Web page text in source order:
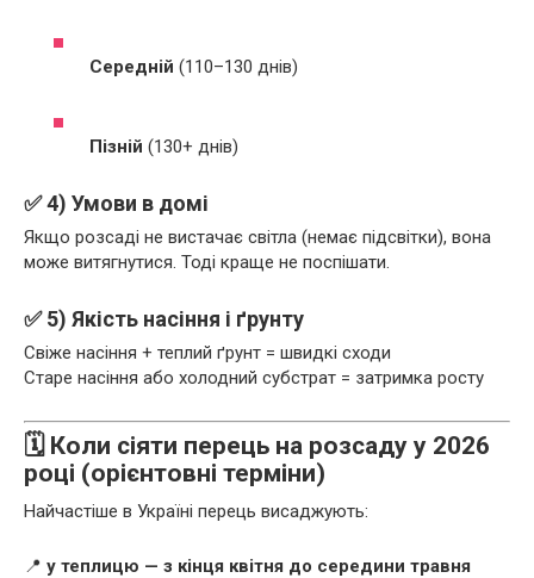
Середній (110–130 днів)
Пізній (130+ днів)
✅ 4) Умови в домі
Якщо розсаді не вистачає світла (немає підсвітки), вона
може витягнутися. Тоді краще не поспішати.
✅ 5) Якість насіння і ґрунту
Свіже насіння + теплий ґрунт = швидкі сходи
Старе насіння або холодний субстрат = затримка росту
🗓️ Коли сіяти перець на розсаду у 2026
році (орієнтовні терміни)
Найчастіше в Україні перець висаджують:
📍 у теплицю — з кінця квітня до середини травня